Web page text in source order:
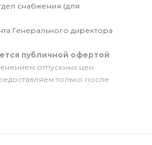
снабжения (для
Генерального директора
публичной офертой
отпускных цен
только после